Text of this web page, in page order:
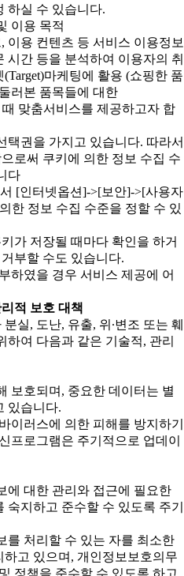
하실 수 있습니다.
이용 목적
이용 컨텐츠 등 서비스 이용정보
시간 등을 분석하여 이용자의 취
마케팅에 활용 (쇼핑한 품
러본 품목들에 대한
맞춤서비스를 제공하고자 합
택권을 가지고 있습니다. 따라서
로써 쿠키에 의한 정보 수집 수
다
[인터넷옵션]->[보안]->[사용자
한 정보 수집 수준을 정할 수 있
가 저장될 때마다 확인을 하거
부할 수도 있습니다.
하였을 경우 서비스 제공에 어
적 보호 대책
실, 도난, 유출, 위∙변조 또는 훼
하여 다음과 같은 기술적, 관리
보호되며, 중요한 데이터는 별
있습니다.
이러스에 의한 피해를 방지하기
프로그램은 주기적으로 업데이
에 대한 관리와 접근에 필요한
지하고 준수할 수 있도록 주기
를 처리할 수 있는 자를 최소한
고 있으며, 개인정보보호의무
정책을 준수할 수 있도록 하고